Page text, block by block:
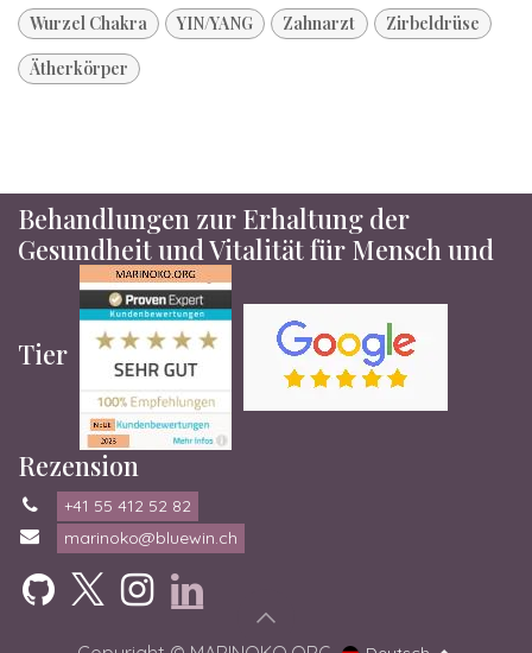
Wurzel Chakra
YIN/YANG Zahnarzt
Zirbeldrüse
Ätherkörper
Behandlungen zur Erhaltung der
Gesundheit und Vitalität für Mensch und
Tier
Rezension
+41 55 412 52 82
marinoko@bluewin.ch